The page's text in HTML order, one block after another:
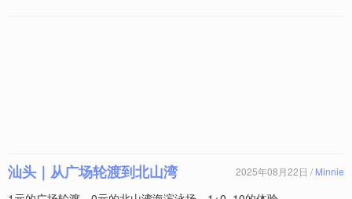
汕头｜从广场轮渡到北山湾 2025年08月22日 / Minnie